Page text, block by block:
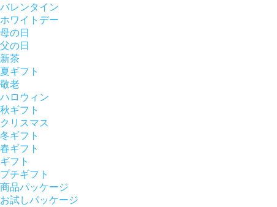
バレンタイン
ホワイトデー
母の日
父の日
新茶
夏ギフト
敬老
ハロウィン
秋ギフト
クリスマス
冬ギフト
春ギフト
ギフト
プチギフト
商品パッケージ
お試しパッケージ